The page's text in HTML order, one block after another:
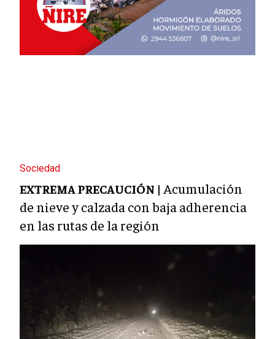
Sociedad
EXTREMA PRECAUCIÓN | Acumulación
de nieve y calzada con baja adherencia
en las rutas de la región